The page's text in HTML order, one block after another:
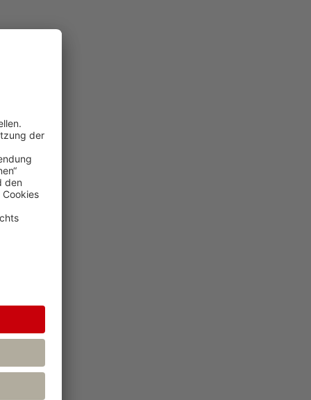
ist ein
Bei